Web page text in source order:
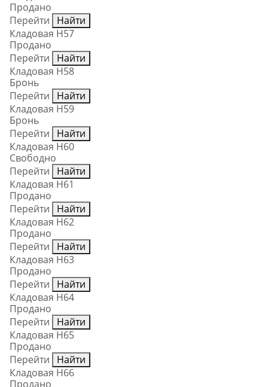
Продано
Перейти
Найти
Кладовая Н57
Продано
Перейти
Найти
Кладовая Н58
Бронь
Перейти
Найти
Кладовая Н59
Бронь
Перейти
Найти
Кладовая Н60
Свободно
Перейти
Найти
Кладовая Н61
Продано
Перейти
Найти
Кладовая Н62
Продано
Перейти
Найти
Кладовая Н63
Продано
Перейти
Найти
Кладовая Н64
Продано
Перейти
Найти
Кладовая Н65
Продано
Перейти
Найти
Кладовая Н66
Продано